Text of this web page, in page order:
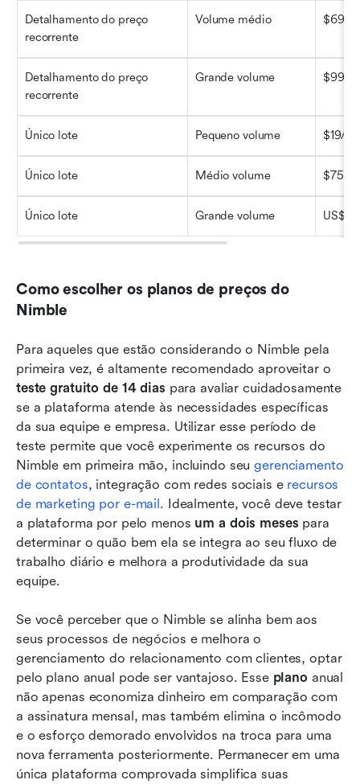
Detalhamento do preço
recorrente
Volume médio $69/
Detalhamento do preço
recorrente
Grande volume $99/
Único lote Pequeno volume $19/
Único lote Médio volume $75/
Único lote Grande volume
Como escolher os planos de preços do
Nimble
Para aqueles que estão considerando o Nimble pela
teste gratuito de 14 dias para avaliar cuidadosamente
se a plataforma atende às necessidades específicas
da sua equipe e empresa. Utilizar esse período de
teste permite que você experimente os recursos do
Nimble em primeira mão, incluindo seu gerenciamento
de contatos, integração com redes sociais e recursos
de marketing por e-mail. Idealmente, você deve testar
a plataforma por pelo menos um a dois meses para
determinar o quão bem ela se integra ao seu fluxo de
trabalho diário e melhora a produtividade da sua
equipe.
Se você perceber que o Nimble se alinha bem aos
seus processos de negócios e melhora o
gerenciamento do relacionamento com clientes, optar
pelo plano anual pode ser vantajoso. Esse plano anual
não apenas economiza dinheiro em comparação com
a assinatura mensal, mas também elimina o incômodo
e o esforço demorado envolvidos na troca para uma
nova ferramenta posteriormente. Permanecer em uma
única plataforma comprovada simplifica suas